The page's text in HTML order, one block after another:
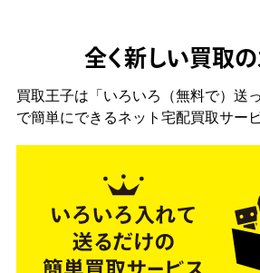
全く新しい買取
買取王子は「いろいろ（無料で）送
で簡単にできるネット宅配買取サー